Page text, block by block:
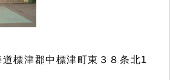
標津郡中標津町東３８条北1